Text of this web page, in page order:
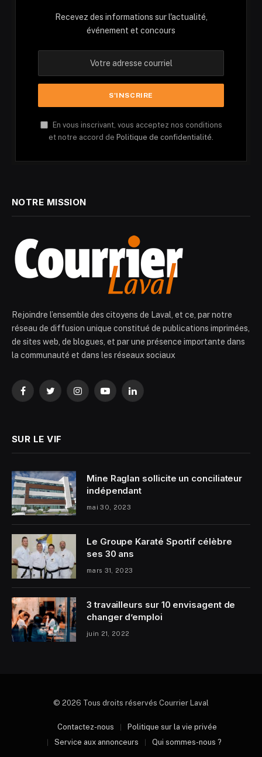
Recevez des informations sur l'actualité,
événement et concours
En vous inscrivant, vous acceptez nos conditions
et notre accord de Politique de confidentialité.
NOTRE MISSION
Rejoindre l’ensemble des citoyens de Laval, et ce, par notre
réseau de diffusion unique constitué de publications imprimées,
de sites web, de blogues, et par une présence importante dans
la communauté et dans les réseaux sociaux
FacebookTwitterInstagramYouTubeLinkedIn
SUR LE VIF
Mine Raglan sollicite un conciliateur
indépendant
mai 30, 2023
Le Groupe Karaté Sportif célèbre
ses 30 ans
mars 31, 2023
3 travailleurs sur 10 envisagent de
changer d’emploi
juin 21, 2022
© 2026 Tous droits réservés Courrier Laval
Contactez-nous
Politique sur la vie privée
Service aux annonceurs
Qui sommes-nous ?